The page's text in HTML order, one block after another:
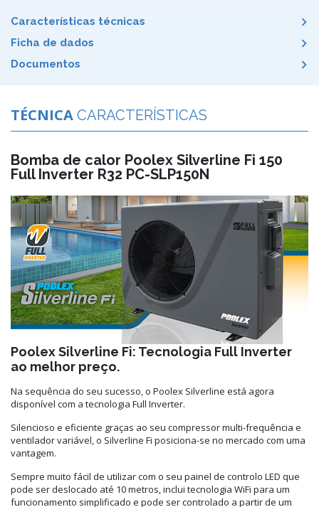
Características técnicas
Ficha de dados
Documentos
TÉCNICA CARACTERÍSTICAS
Bomba de calor Poolex Silverline Fi 150
Full Inverter R32 PC-SLP150N
Poolex Silverline Fi: Tecnologia Full Inverter
ao melhor preço.
Na sequência do seu sucesso, o Poolex Silverline está agora
disponível com a tecnologia Full Inverter.
Silencioso e eficiente graças ao seu compressor multi-frequência e
ventilador variável, o Silverline Fi posiciona-se no mercado com uma
vantagem.
Sempre muito fácil de utilizar com o seu painel de controlo LED que
pode ser deslocado até 10 metros, inclui tecnologia WiFi para um
funcionamento simplificado e pode ser controlado a partir de um